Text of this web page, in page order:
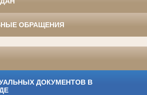
ОБРАЩЕНИЯ
ДОКУМЕНТОВ В